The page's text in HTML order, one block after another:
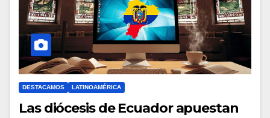
I
O
DESTACAMOS LATINOAMÉRICA
Las diócesis de Ecuador apuestan